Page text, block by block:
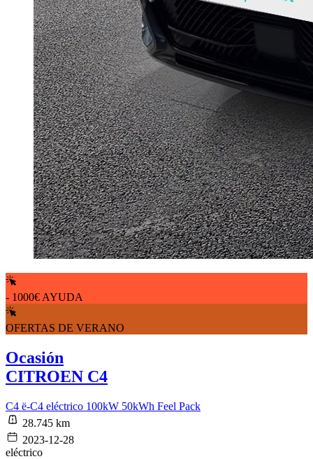
- 1000€ AYUDA
OFERTAS DE VERANO
Ocasión
CITROEN C4
C4 ë-C4 eléctrico 100kW 50kWh Feel Pack
28.745 km
2023-12-28
eléctrico